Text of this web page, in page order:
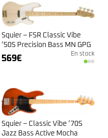
Squier – FSR Classic Vibe
’50S Precision Bass MN GPG
WBL
569€ En stock
Squier – Classic Vibe ’70S
Jazz Bass Active Mocha